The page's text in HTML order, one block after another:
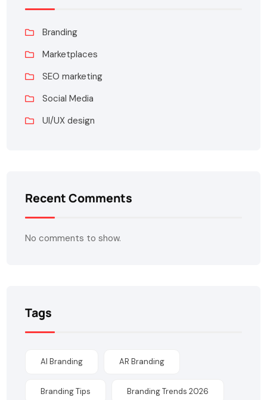
Branding
Marketplaces
SEO marketing
Social Media
UI/UX design
Recent Comments
No comments to show.
Tags
AI Branding AR Branding
Branding Tips Branding Trends 2026